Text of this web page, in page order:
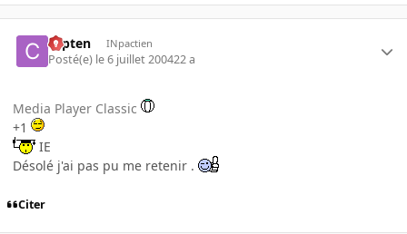
capten INpactien
Posté(e) le 6 juillet 200422 a
Media Player Classic
+1
IE
Désolé j'ai pas pu me retenir .
Citer